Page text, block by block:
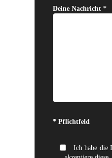
Deine Nachricht *
Bitte lasse dieses
* Pflichtfeld
Ich habe die